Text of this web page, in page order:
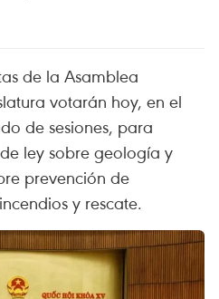
de la Asamblea
votarán hoy, en el
de sesiones, para
ley sobre geología y
prevención de
y rescate.